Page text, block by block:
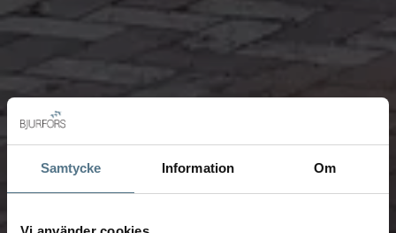
Samtycke Information Om